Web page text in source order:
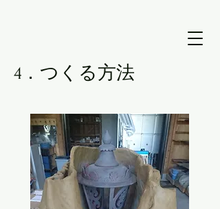
4．つくる方法